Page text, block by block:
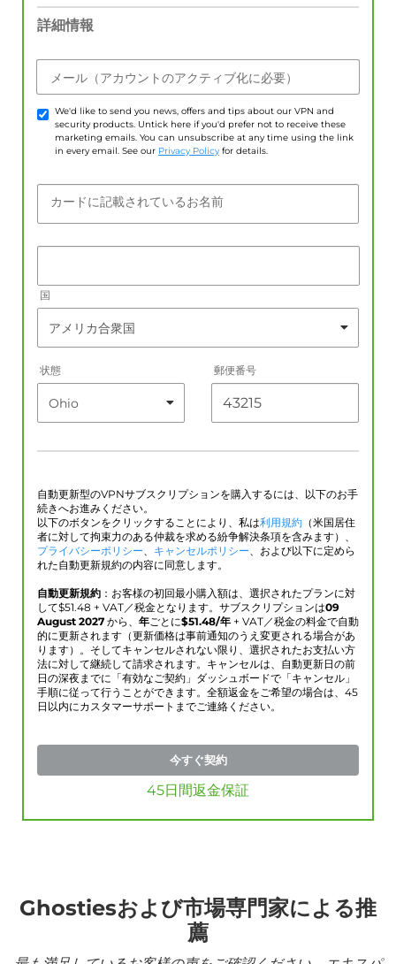
詳細情報
メール（アカウントのアクティブ化に必要）
We'd like to send you news, offers and tips about our VPN and
security products. Untick here if you'd prefer not to receive these
marketing emails. You can unsubscribe at any time using the link
in every email. See our Privacy Policy for details.
カードに記載されているお名前
国
状態 郵便番号
自動更新型のVPNサブスクリプションを購入するには、以下のお手
続きへお進みください。
以下のボタンをクリックすることにより、私は利用規約 （米国居住
者に対して拘束力のある仲裁を求める紛争解決条項を含みます）、
プライバシーポリシー、 キャンセルポリシー、および以下に定めら
れた自動更新規約の内容に同意します。
自動更新規約 ：お客様の初回最小購入額は、選択されたプランに対
して$51.48 + VAT／税金となります。サブスクリプションは09
August 2027 から、 年ごとに$51.48/年 + VAT／税金の料金で自動
的に更新されます（更新価格は事前通知のうえ変更される場合があ
ります）。そしてキャンセルされない限り、選択されたお支払い方
法に対して継続して請求されます。キャンセルは、自動更新日の前
日の深夜までに「有効なご契約」ダッシュボードで「キャンセル」
手順に従って行うことができます。全額返金をご希望の場合は、45
日以内にカスタマーサポートまでご連絡ください。
今すぐ契約
45日間返金保証
Ghostiesおよび市場専門家による推
薦